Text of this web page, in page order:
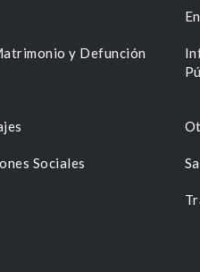
y Defunción
Sociales